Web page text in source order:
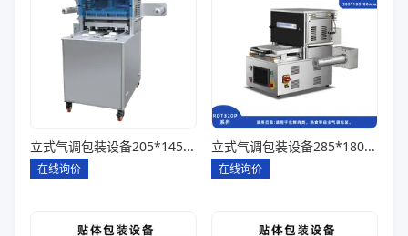
立式气调包装设备205*145*85一出四
在线询价
立式气调包装设备285*180*80一出一
在线询价